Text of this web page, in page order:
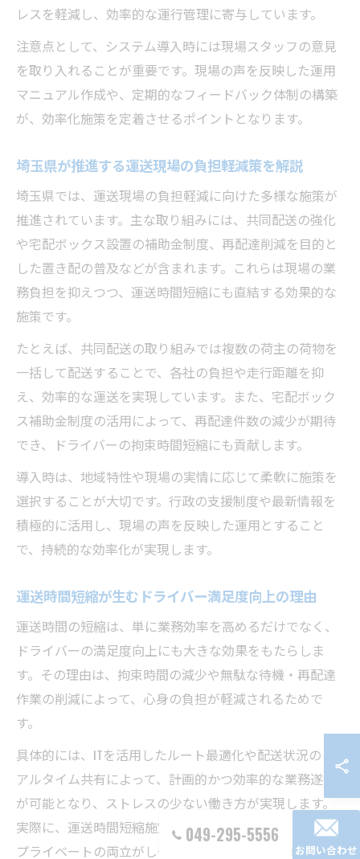
レスを軽減し、効率的な運行管理に寄与しています。
注意点として、システム導入時には現場スタッフの意見
を取り入れることが重要です。現場の声を反映した運用
マニュアル作成や、定期的なフィードバック体制の構築
が、効率化施策を定着させるポイントとなります。
埼玉県が推進する運送現場の負担軽減策を解説
埼玉県では、運送現場の負担軽減に向けた多様な施策が
推進されています。主な取り組みには、共同配送の強化
や宅配ボックス設置の補助金制度、再配達削減を目的と
した置き配の普及などが含まれます。これらは現場の業
務負担を抑えつつ、運送時間短縮にも直結する効果的な
施策です。
たとえば、共同配送の取り組みでは複数の荷主の荷物を
一括して配送することで、各社の負担や走行距離を抑
え、効率的な運送を実現しています。また、宅配ボック
ス補助金制度の活用によって、再配達件数の減少が期待
でき、ドライバーの拘束時間短縮にも貢献します。
導入時は、地域特性や現場の実情に応じて柔軟に施策を
選択することが大切です。行政の支援制度や最新情報を
積極的に活用し、現場の声を反映した運用とすること
で、持続的な効率化が実現します。
運送時間短縮が生むドライバー満足度向上の理由
運送時間の短縮は、単に業務効率を高めるだけでなく、
ドライバーの満足度向上にも大きな効果をもたらしま
す。その理由は、拘束時間の減少や無駄な待機・再配達
作業の削減によって、心身の負担が軽減されるためで
す。
具体的には、ITを活用したルート最適化や配送状況のリ
アルタイム共有によって、計画的かつ効率的な業務遂行
が可能となり、ストレスの少ない働き方が実現します。
実際に、運送時間短縮施策を導入した現場では「仕事と
プライベートの両立がしやすくなった」「体力的な負担
049-295-5556
お問い合わせ